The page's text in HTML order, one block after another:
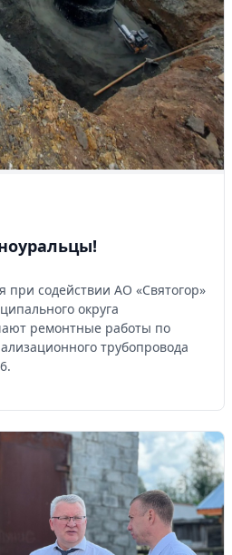
при содействии АО «Святогор»
округа
ремонтные работы по
трубопровода